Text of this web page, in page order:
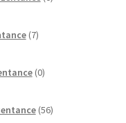
izdelkov
7izdelkov
0izdelkov
56izdelkov